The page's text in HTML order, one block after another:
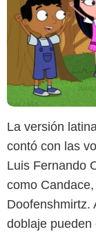
La versión
contó con las
Luis Fernando
como
Doofenshmirtz.
doblaje